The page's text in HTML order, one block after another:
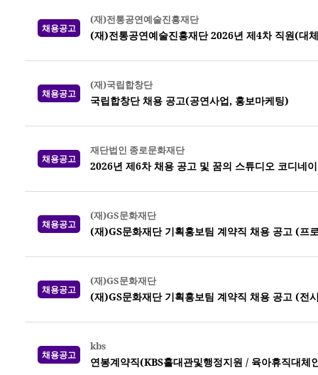
채용공고
(재)전통공연예술진흥재단
(재)전통공연예술진흥재단 2026년 제4차 직원(대
채용공고
(재)국립합창단
국립합창단 채용 공고(공연사업, 홍보마케팅)
채용공고
재단법인 종로문화재단
2026년 제6차 채용 공고 및 꿈의 스튜디오 코디네
채용공고
(재)GS문화재단
(재)GS문화재단 기획홍보팀 계약직 채용 공고 (프
채용공고
(재)GS문화재단
(재)GS문화재단 기획홍보팀 계약직 채용 공고 (전
채용공고
kbs
연봉계약직(KBS홀대관및행정지원 / 육아휴직대